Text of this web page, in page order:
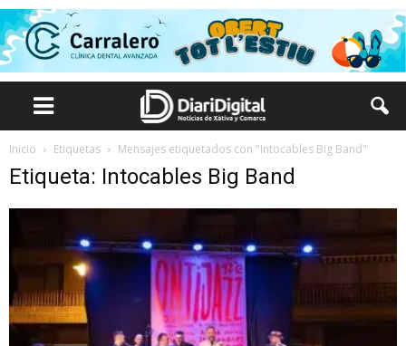
Inicio Etiquetas Mensajes etiquetados con "Intocables Big Band"
Etiqueta: Intocables Big Band